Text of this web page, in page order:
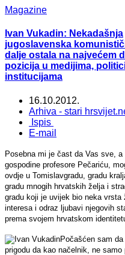
Magazine
Ivan Vukadin: Nekadašnja
jugoslavenska
dalje ostala na najvećem
pozicija u medijima,
institucijama
16.10.2012.
Arhiva - stari
Ispis
E-mail
Posebna mi je čast da Vas sve, a
gospodine profesore Pečariću,
ovdje u Tomislavgradu, gradu
gradu mnogih hrvatskih želja i
gradu koji je uvijek bio neka vrsta
interesa i odraz ljubavi njegovih
prema svojem hrvatskom
Počašćen sam
prigodu da kao načelnik, ne samo